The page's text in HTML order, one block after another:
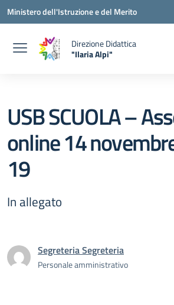
Vai ai contenuti
Vai al menu di navigazione
Vai al footer
Ministero dell'Istruzione e del Merito
Direzione Didattica
"Ilaria Alpi"
USB SCUOLA –
online 14
19
In allegato
Segreteria Segreteria
Personale amministrativo